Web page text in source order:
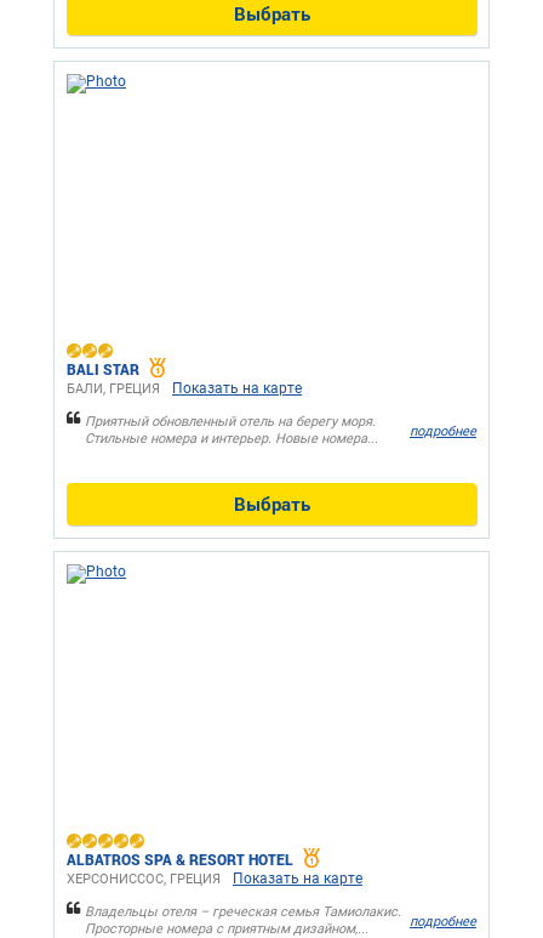
Выбрать
BALI STAR
БАЛИ, ГРЕЦИЯ Показать на карте
Приятный обновленный отель на берегу моря.
Стильные номера и интерьер. Новые номера...
подробнее
Выбрать
ALBATROS SPA & RESORT HOTEL
ХЕРСОНИССОС, ГРЕЦИЯ Показать на карте
Владельцы отеля – греческая семья Тамиолакис.
Просторные номера с приятным дизайном,...
подробнее